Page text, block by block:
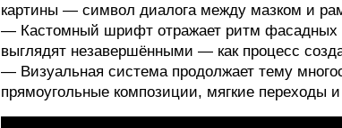
картины — символ диалога между мазком и
— Кастомный шрифт отражает ритм фасадных
выглядят незавершёнными — как процесс
— Визуальная система продолжает тему
прямоугольные композиции, мягкие переходы